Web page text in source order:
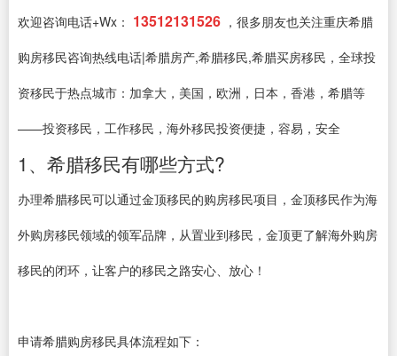
欢迎咨询电话+Wx： 13512131526 ，很多朋友也关注重庆希腊
购房移民咨询热线电话|希腊房产,希腊移民,希腊买房移民，全球投
资移民于热点城市：加拿大，美国，欧洲，日本，香港，希腊等
——投资移民，工作移民，海外移民投资便捷，容易，安全
1、希腊移民有哪些方式?
办理希腊移民可以通过金顶移民的购房移民项目，金顶移民作为海
外购房移民领域的领军品牌，从置业到移民，金顶更了解海外购房
移民的闭环，让客户的移民之路安心、放心！
申请希腊购房移民具体流程如下：